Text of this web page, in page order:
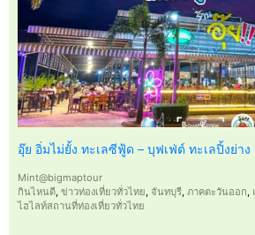
อุ๊ย อิ่มไม่ยั้ง ทะเลซีฟู้ด – บุฟเฟ่ต์ ทะเลปิ้งย่า
Mint@bigmaptour
กินไหนดี, ข่าวท่องเที่ยวทั่วไทย, จันทบุรี, ภาคตะวันออก,
ไฮไลท์สถานที่ท่องเที่ยวทั่วไทย